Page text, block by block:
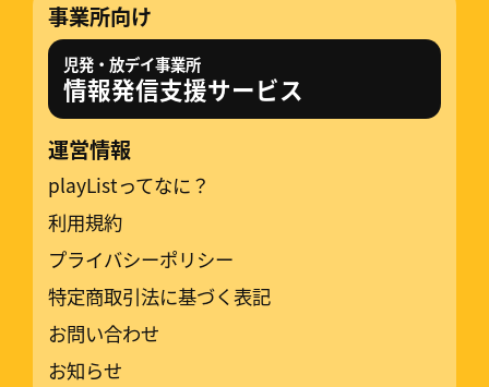
事業所向け
児発・放デイ事業所
情報発信支援サービス
運営情報
playListってなに？
利用規約
プライバシーポリシー
特定商取引法に基づく表記
お問い合わせ
お知らせ